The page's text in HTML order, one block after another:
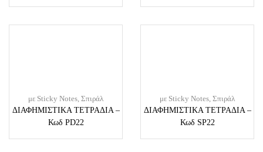
με Sticky Notes Σπιράλ
ΔΙΑΦΗΜΙΣΤΙΚΑ ΤΕΤΡΑΔΙΑ –
Κωδ PD22
με Sticky Notes Σπιράλ
ΔΙΑΦΗΜΙΣΤΙΚΑ ΤΕΤΡΑΔΙΑ –
Κωδ SP22